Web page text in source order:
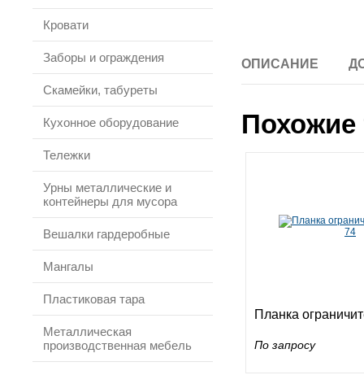
Кровати
Заборы и ограждения
Скамейки, табуреты
Кухонное оборудование
Тележки
Урны металлические и
контейнеры для мусора
Вешалки гардеробные
Мангалы
Пластиковая тара
Металлическая
производственная мебель
ОПИСАНИЕ
Планка
По запросу